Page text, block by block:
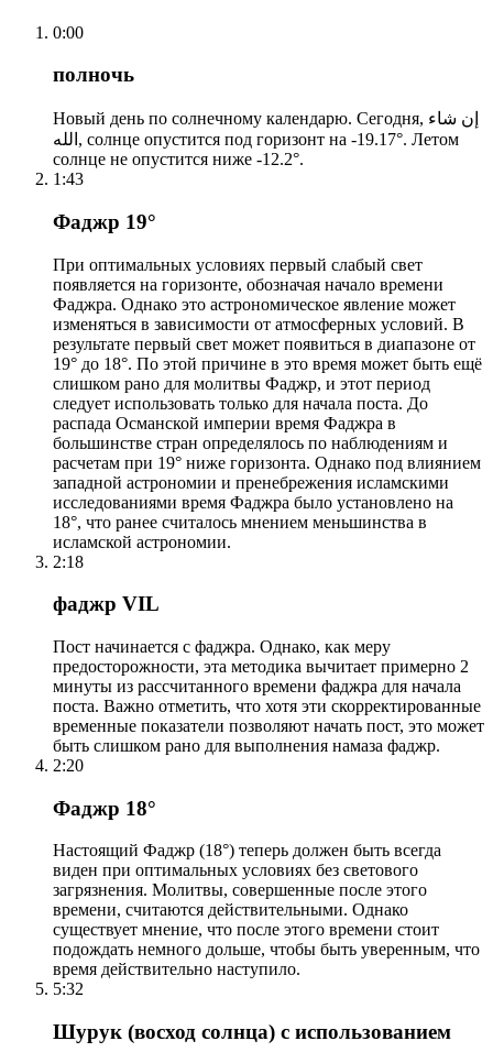
0:00
полночь
Новый день по солнечному календарю. Сегодня, إن شاء
الله, солнце опустится под горизонт на -19.17°. Летом
солнце не опустится ниже -12.2°.
1:43
Фаджр 19°
При оптимальных условиях первый слабый свет
появляется на горизонте, обозначая начало времени
Фаджра. Однако это астрономическое явление может
изменяться в зависимости от атмосферных условий. В
результате первый свет может появиться в диапазоне от
19° до 18°. По этой причине в это время может быть ещё
слишком рано для молитвы Фаджр, и этот период
следует использовать только для начала поста. До
распада Османской империи время Фаджра в
большинстве стран определялось по наблюдениям и
расчетам при 19° ниже горизонта. Однако под влиянием
западной астрономии и пренебрежения исламскими
исследованиями время Фаджра было установлено на
18°, что ранее считалось мнением меньшинства в
исламской астрономии.
2:18
фаджр VIL
Пост начинается с фаджра. Однако, как меру
предосторожности, эта методика вычитает примерно 2
минуты из рассчитанного времени фаджра для начала
поста. Важно отметить, что хотя эти скорректированные
временные показатели позволяют начать пост, это может
быть слишком рано для выполнения намаза фаджр.
2:20
Фаджр 18°
Настоящий Фаджр (18°) теперь должен быть всегда
виден при оптимальных условиях без светового
загрязнения. Молитвы, совершенные после этого
времени, считаются действительными. Однако
существует мнение, что после этого времени стоит
подождать немного дольше, чтобы быть уверенным, что
время действительно наступило.
5:32
Шурук (восход солнца) с использованием